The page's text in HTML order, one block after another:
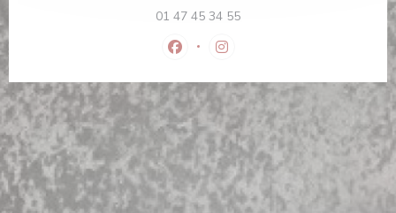
01 47 45 34 55
Facebook ((apre una nuova
Instagram ((apre una nuova